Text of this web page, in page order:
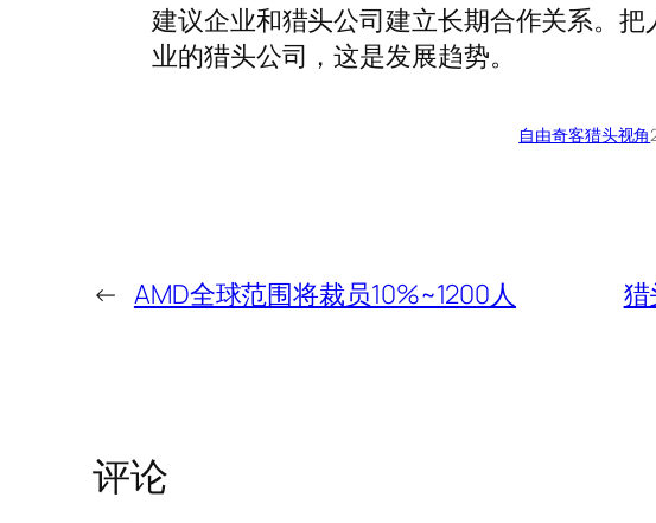
建议企业和猎头公司建立长期合作关系。
业的猎头公司，这是发展趋势。
自由奇客猎头视角
← AMD全球范围将裁员10%~1200人 猎
评论